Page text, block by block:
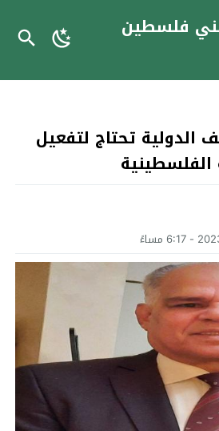
فلسطين
الدولية تحتاج لتفعيل
الفلسطينية